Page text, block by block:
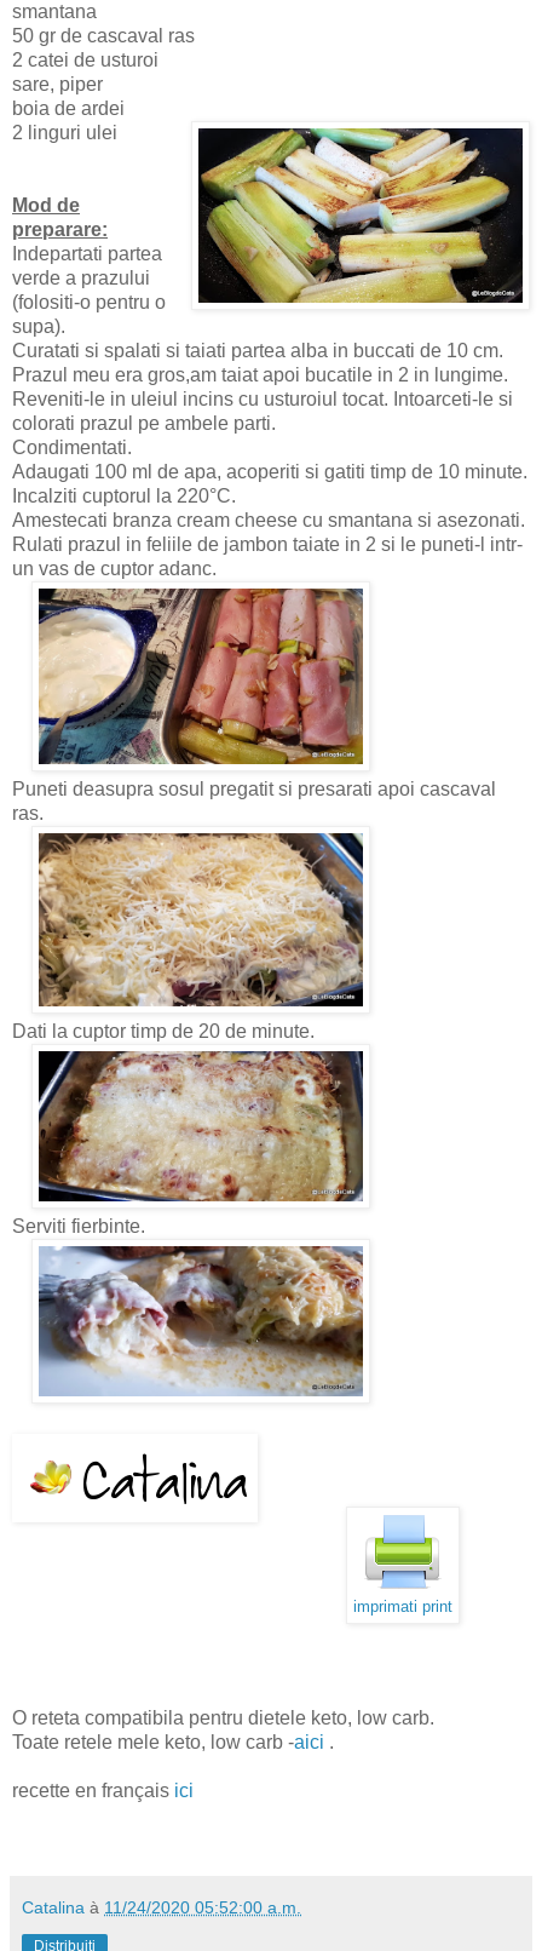
smantana
50 gr de cascaval ras
2 catei de usturoi
sare, piper
boia de ardei
2 linguri ulei
Mod de
preparare:
Indepartati partea
verde a prazului
(folositi-o pentru o
supa).
Curatati si spalati si taiati partea alba in buccati de 10 cm.
Prazul meu era gros,am taiat apoi bucatile in 2 in lungime.
Reveniti-le in uleiul incins cu usturoiul tocat. Intoarceti-le si
colorati prazul pe ambele parti.
Condimentati.
Adaugati 100 ml de apa, acoperiti si gatiti timp de 10 minute.
Incalziti cuptorul la 220°C.
Amestecati branza cream cheese cu smantana si asezonati.
Rulati prazul in feliile de jambon taiate in 2 si le puneti-l intr-
un vas de cuptor adanc.
Puneti deasupra sosul pregatitsi presarati apoi cascaval
ras.
Dati la cuptor timp de 20 de minute.
Serviti fierbinte.
imprimati print
O reteta compatibila pentru dietele keto, low carb.
Toate retele mele keto, low carb -aici .
recette en français ici
Catalina à 11/24/2020 05:52:00 a.m.
Distribuiți